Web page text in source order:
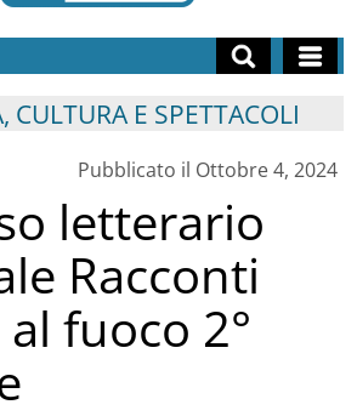
CULTURA E SPETTACOLI
Pubblicato il Ottobre 4, 2024
letterario
Racconti
fuoco 2°